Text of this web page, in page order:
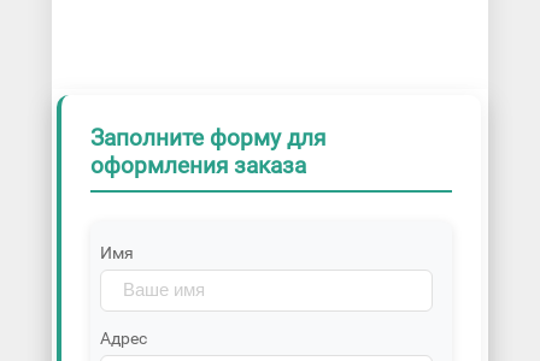
Заполните форму для
оформления заказа
Имя
Адрес